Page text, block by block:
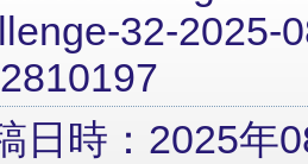
32-2025-
日時：2025年